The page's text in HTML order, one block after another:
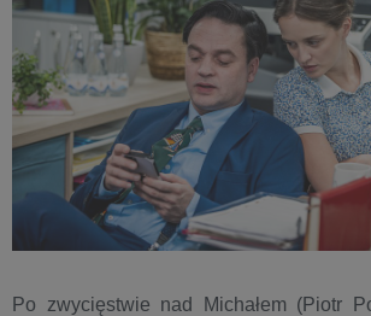
Po zwycięstwie nad Michałem (Piotr